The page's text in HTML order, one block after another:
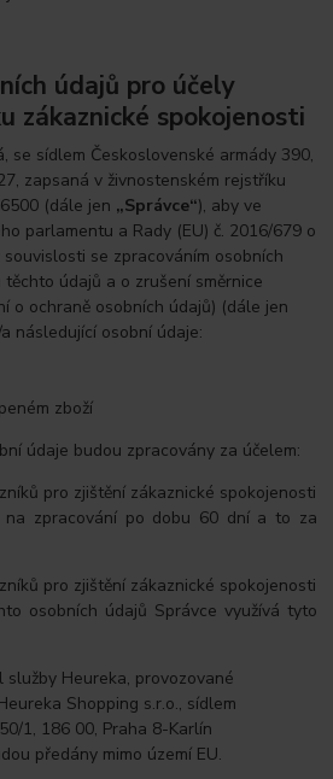
údajů pro účely
zákaznické spokojenosti
se sídlem Československé armády 390,
zapsaná v živnostenském rejstříku
(dále jen „Správce“), aby ve
parlamentu a Rady (EU) č. 2016/679 o
se zpracováním osobních
údajů a o zrušení směrnice
o ochraně osobních údajů) (dále jen
následující osobní údaje:
zboží
údaje budou zpracovány za účelem:
pro zjištění zákaznické spokojenosti
na zpracování po dobu 60 dní a to za
pro zjištění zákaznické spokojenosti
osobních údajů Správce využívá tyto
služby Heureka, provozované
Shopping s.r.o., sídlem
1, 186 00, Praha 8-Karlín
předány mimo území EU.